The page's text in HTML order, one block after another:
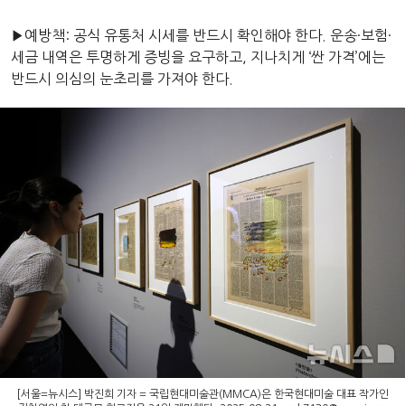
▶예방책: 공식 유통처 시세를 반드시 확인해야 한다. 운송·보험·
세금 내역은 투명하게 증빙을 요구하고, 지나치게 ‘싼 가격’에는
반드시 의심의 눈초리를 가져야 한다.
[서울=뉴시스] 박진희 기자 = 국립현대미술관(MMCA)은 한국현대미술 대표 작가인